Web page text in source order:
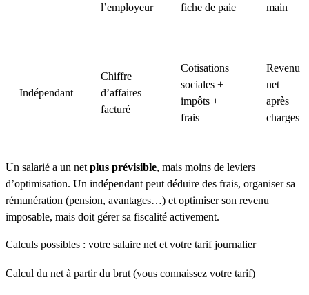
l’employeur
fiche de paie
main
Indépendant
Chiffre
d’affaires
facturé
Cotisations
sociales +
impôts +
frais
Revenu
net
après
charges
Un salarié a un net plus prévisible, mais moins de leviers
d’optimisation. Un indépendant peut déduire des frais, organiser sa
rémunération (pension, avantages…) et optimiser son revenu
imposable, mais doit gérer sa fiscalité activement.
Calculs possibles : votre salaire net et votre tarif journalier
Calcul du net à partir du brut (vous connaissez votre tarif)